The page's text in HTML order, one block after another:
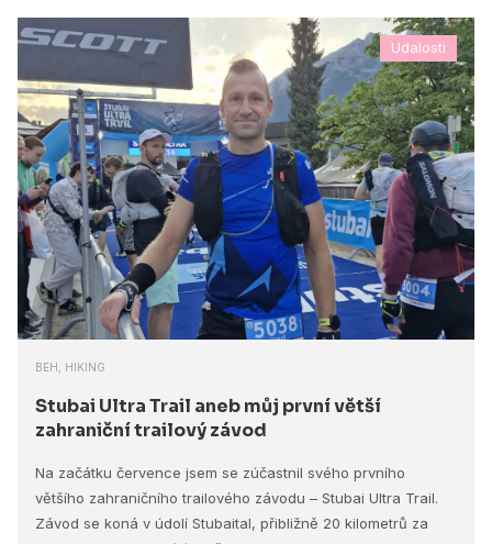
Udalosti
BEH, HIKING
Stubai Ultra Trail aneb můj první větší
zahraniční trailový závod
Na začátku července jsem se zúčastnil svého prvního
většího zahraničního trailového závodu – Stubai Ultra Trail.
Závod se koná v údolí Stubaital, přibližně 20 kilometrů za